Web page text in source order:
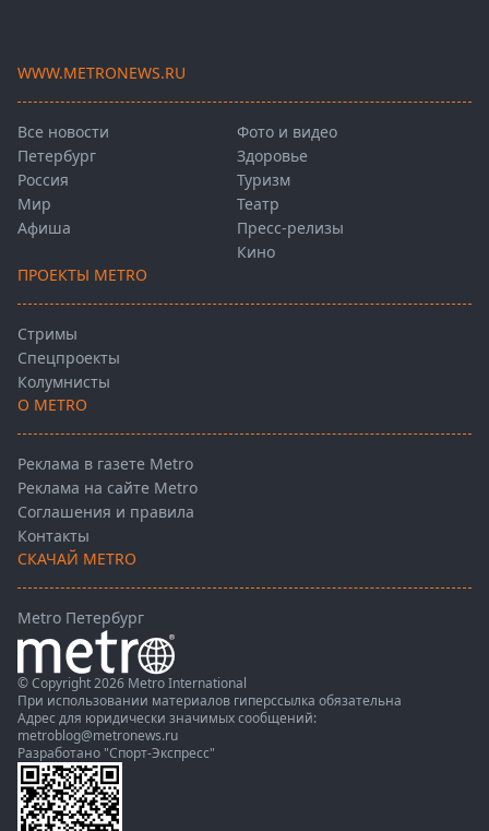
WWW.METRONEWS.RU
Все новости
Петербург
Россия
Мир
Афиша
Фото и видео
Здоровье
Туризм
Театр
Пресс-релизы
Кино
ПРОЕКТЫ METRO
Стримы
Спецпроекты
Колумнисты
О METRO
Реклама в газете Metro
Реклама на сайте Metro
Соглашения и правила
Контакты
СКАЧАЙ METRO
Metro Петербург
© Copyright 2026 Metro International
При использовании материалов гиперссылка обязательна
Адрес для юридически значимых сообщений:
metroblog@metronews.ru
Разработано "Спорт-Экспресс"